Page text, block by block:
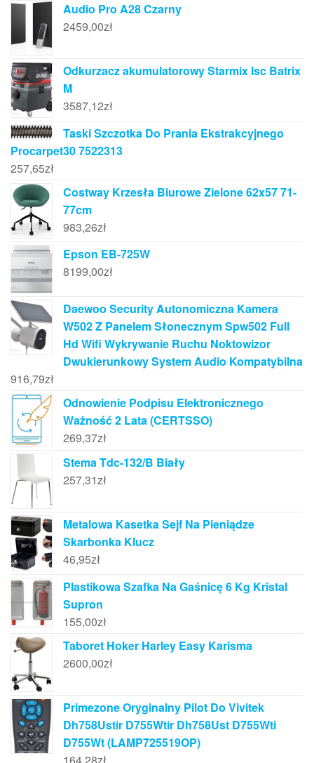
Audio Pro A28 Czarny
2459,00zł
Odkurzacz akumulatorowy Starmix Isc Batrix
M
3587,12zł
Taski Szczotka Do Prania Ekstrakcyjnego
Procarpet30 7522313
257,65zł
Costway Krzesła Biurowe Zielone 62x57 71-
77cm
983,26zł
Epson EB-725W
8199,00zł
Daewoo Security Autonomiczna Kamera
W502 Z Panelem Słonecznym Spw502 Full
Hd Wifi Wykrywanie Ruchu Noktowizor
Dwukierunkowy System Audio Kompatybilna
916,79zł
Odnowienie Podpisu Elektronicznego
Ważność 2 Lata (CERTSSO)
269,37zł
Stema Tdc-132/B Biały
257,31zł
Metalowa Kasetka Sejf Na Pieniądze
Skarbonka Klucz
46,95zł
Plastikowa Szafka Na Gaśnicę 6 Kg Kristal
Supron
155,00zł
Taboret Hoker Harley Easy Karisma
2600,00zł
Primezone Oryginalny Pilot Do Vivitek
Dh758Ustir D755Wtir Dh758Ust D755Wti
D755Wt (LAMP725519OP)